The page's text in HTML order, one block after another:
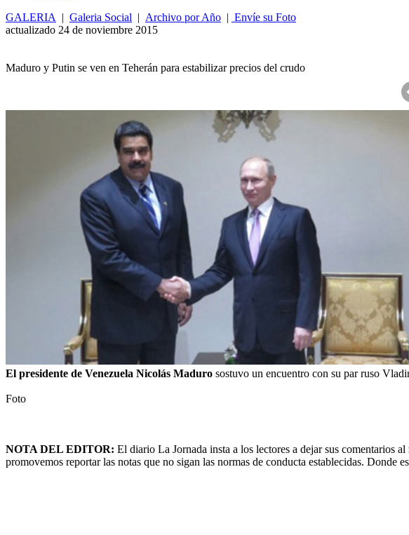
GALERIA
| Galeria Social | Archivo por Año | Envíe su Foto
actualizado 24 de noviembre 2015
Maduro y Putin se ven en Teherán para estabilizar precios del crudo
El presidente de Venezuela Nicolás Maduro sostuvo un encuentro con su par ruso
Foto
NOTA DEL EDITOR: El diario La Jornada insta a los lectores a dejar sus comentarios
promovemos reportar las notas que no sigan las normas de conducta establecidas.